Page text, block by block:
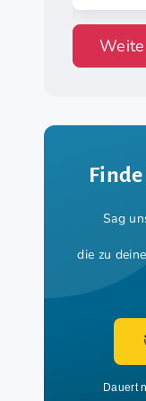
Sag
die zu
Dauert